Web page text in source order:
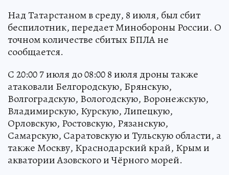
Над Татарстаном в среду, 8 июля, был сбит
беспилотник, передает Минобороны России. О
точном количестве сбитых БПЛА не
сообщается.
С 20:00 7 июля до 08:00 8 июля дроны также
атаковали Белгородскую, Брянскую,
Волгоградскую, Вологодскую, Воронежскую,
Владимирскую, Курскую, Липецкую,
Орловскую, Ростовскую, Рязанскую,
Самарскую, Саратовскую и Тульскую области, а
также Москву, Краснодарский край, Крым и
акватории Азовского и Чёрного морей.